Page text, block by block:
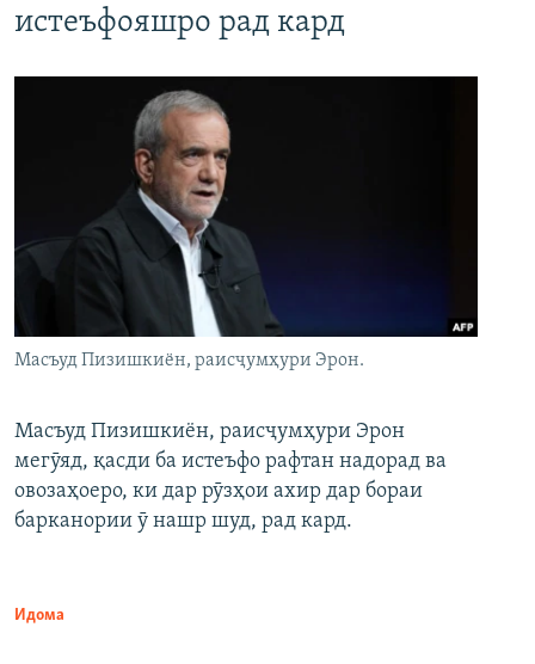
истеъфояшро рад кард
Масъуд Пизишкиён, раисҷумҳури Эрон.
Масъуд Пизишкиён, раисҷумҳури Эрон
мегӯяд, қасди ба истеъфо рафтан надорад ва
овозаҳоеро, ки дар рӯзҳои ахир дар бораи
барканории ӯ нашр шуд, рад кард.
Идома